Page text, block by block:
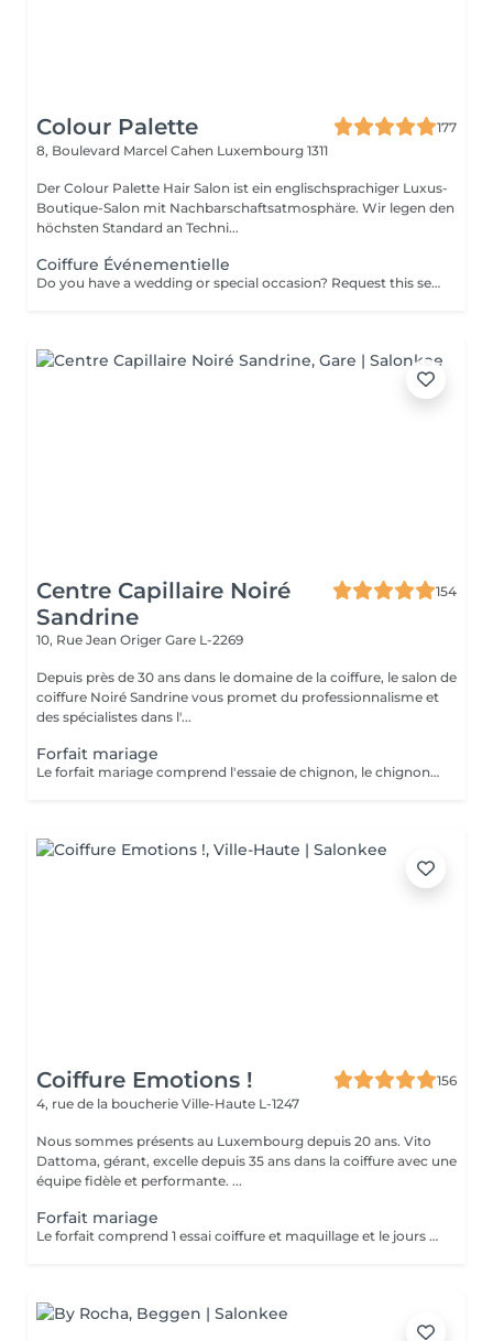
Colour Palette
177
8, Boulevard Marcel Cahen Luxembourg 1311
Der Colour Palette Hair Salon ist ein englischsprachiger Luxus-
Boutique-Salon mit Nachbarschaftsatmosphäre. Wir legen den
höchsten Standard an Techni...
Coiffure Événementielle
Do you have a wedding or special occasion? Request this service by email and include photos of your current hair and desired look
Centre Capillaire Noiré
Sandrine
154
10, Rue Jean Origer Gare L-2269
Depuis près de 30 ans dans le domaine de la coiffure, le salon de
coiffure Noiré Sandrine vous promet du professionnalisme et
des spécialistes dans l'...
Forfait mariage
Le forfait mariage comprend l'essaie de chignon, le chignon, une manucure avec vernis et un maquillage
Coiffure Emotions !
156
4, rue de la boucherie Ville-Haute L-1247
Nous sommes présents au Luxembourg depuis 20 ans. Vito
Dattoma, gérant, excelle depuis 35 ans dans la coiffure avec une
équipe fidèle et performante. ...
Forfait mariage
Le forfait comprend 1 essai coiffure et maquillage et le jours du mariage